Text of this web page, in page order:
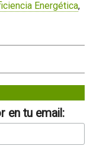
Energética,
en tu email: